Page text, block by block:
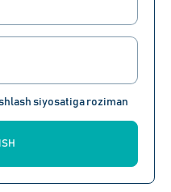
siyosatiga roziman